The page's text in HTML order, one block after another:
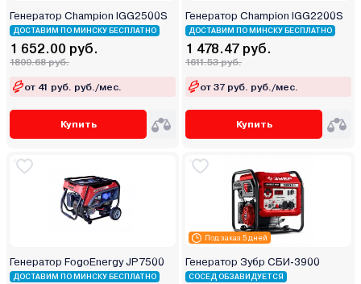
Генератор Champion IGG2500S
ДОСТАВИМ ПО МИНСКУ БЕСПЛАТНО
1 652.00 руб.
1800.68 руб.
от 41 руб. руб./мес.
Купить
Генератор Champion IGG2200S
ДОСТАВИМ ПО МИНСКУ БЕСПЛАТНО
1 478.47 руб.
1611.53 руб.
от 37 руб. руб./мес.
Купить
Генератор FogoEnergy JP7500
ДОСТАВИМ ПО МИНСКУ БЕСПЛАТНО
Под заказ 5 дней
Генератор Зубр СБИ-3900
СОСЕД ОБЗАВИДУЕТСЯ